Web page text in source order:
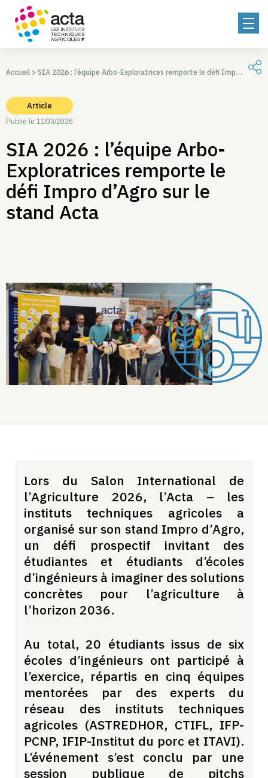
Accueil > SIA 2026 : l’équipe Arbo-Exploratrices remporte le défi Impro d’Agro sur le stand Acta
Article
Publié le 11/03/2026
SIA 2026 : l’équipe Arbo-
Exploratrices remporte le
défi Impro d’Agro sur le
stand Acta
Lors du Salon International de
l’Agriculture 2026, l’Acta – les
instituts techniques agricoles a
organisé sur son stand Impro d’Agro,
un défi prospectif invitant des
étudiantes et étudiants d’écoles
d’ingénieurs à imaginer des solutions
concrètes pour l’agriculture à
l’horizon 2036.
Au total, 20 étudiants issus de six
écoles d’ingénieurs ont participé à
l’exercice, répartis en cinq équipes
mentorées par des experts du
réseau des instituts techniques
agricoles (ASTREDHOR, CTIFL, IFP-
PCNP, IFIP-Institut du porc et ITAVI).
L’événement s’est conclu par une
session publique de pitchs